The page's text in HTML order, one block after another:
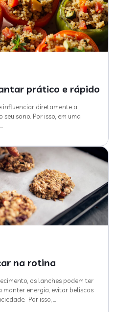
prático e rápido
influenciar diretamente a
sono. Por isso, em uma
na rotina
os lanches podem ter
manter energia, evitar beliscos
Por isso,